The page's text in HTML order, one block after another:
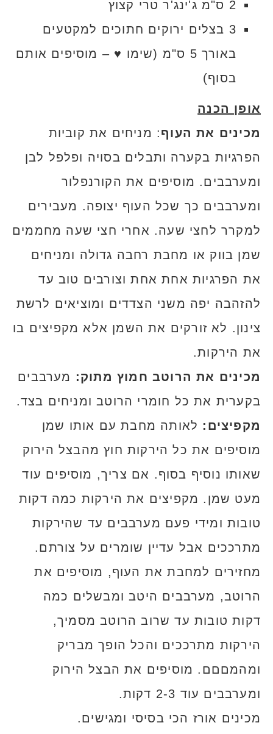
2 ס"מ ג'ינג'ר טרי קצוץ
3 בצלים ירוקים חתוכים למקטעים
באורך 5 ס"מ (שימו ♥ – מוסיפים אותם
בסוף)
אופן הכנה
מכינים את העוף: מניחים את קוביות
הפרגיות בקערה ותבלים בסויה ופלפל לבן
ומערבבים. מוסיפים את הקורנפלור
ומערבבים כך שכל העוף יצופה. מעבירים
למקרר לחצי שעה. אחרי חצי שעה מחממים
שמן בווק או מחבת רחבה גדולה ומניחים
את הפרגיות אחת אחת וצורבים טוב עד
להזהבה יפה משני הצדדים ומוציאים לרשת
צינון. לא זורקים את השמן אלא מקפיצים בו
את הירקות.
מכינים את הרוטב חמוץ מתוק: מערבבים
בקערית את כל חומרי הרוטב ומניחים בצד.
מקפיצים: לאותה מחבת עם אותו שמן
מוסיפים את כל הירקות חוץ מהבצל הירוק
שאותו נוסיף בסוף. אם צריך, מוסיפים עוד
מעט שמן. מקפיצים את הירקות כמה דקות
טובות ומידי פעם מערבבים עד שהירקות
מתרככים אבל עדיין שומרים על צורתם.
מחזירים למחבת את העוף, מוסיפים את
הרוטב, מערבבים היטב ומבשלים כמה
דקות טובות עד שרוב הרוטב מסמיך,
הירקות מתרככים והכל הופך מבריק
ומהמםםם. מוסיפים את הבצל הירוק
ומערבבים עוד 2-3 דקות.
מכינים אורז הכי בסיסי ומגישים.